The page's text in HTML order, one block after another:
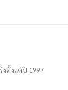
งตั้งแต่ปี 1997